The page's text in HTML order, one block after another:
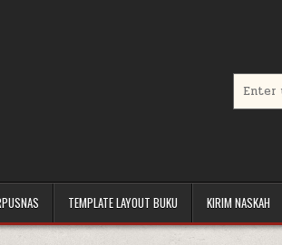
for:
TEMPLATE LAYOUT BUKU KIRIM NASKAH